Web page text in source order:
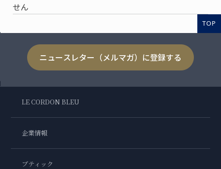
せん
TOP
ニュースレター（メルマガ）に登録する
LE CORDON BLEU
企業情報
ブティック